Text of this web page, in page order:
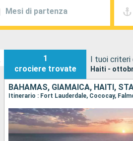
Mesi di partenza
1
crociere trovate
I tuoi criteri
Haiti -
BAHAMAS, GIAMAICA, HAITI,
Itinerario : Fort Lauderdale, Cococay,